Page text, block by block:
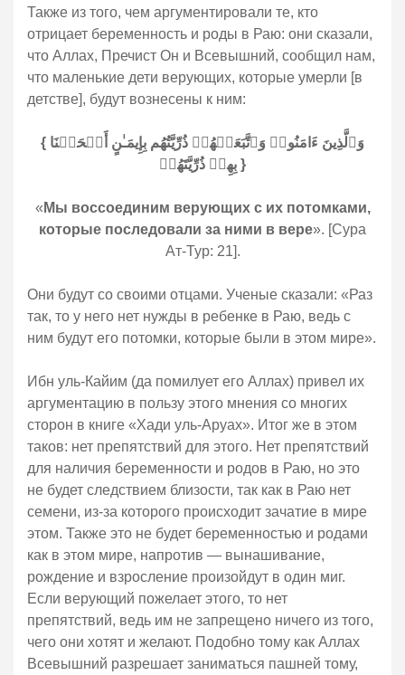
Также из того, чем аргументировали те, кто
отрицает беременность и роды в Раю: они сказали,
что Аллах, Пречист Он и Всевышний, сообщил нам,
что маленькие дети верующих, которые умерли [в
детстве], будут вознесены к ним:
{ وَٱلَّذِینَ ءَامَنُوا۟ وَٱتَّبَعَتۡهُمۡ ذُرِّیَّتُهُم بِإِیمَـٰنٍ أَلۡحَقۡنَا
بِهِمۡ ذُرِّیَّتَهُمۡ }
« Мы воссоединим верующих с их потомками,
которые последовали за ними в вере». [Сура
Ат-Тур: 21].
Они будут со своими отцами. Ученые сказали: «Раз
так, то у него нет нужды в ребенке в Раю, ведь с
ним будут его потомки, которые были в этом мире».
Ибн уль-Кайим (да помилует его Аллах) привел их
аргументацию в пользу этого мнения со многих
сторон в книге «Хади уль-Аруах». Итог же в этом
таков: нет препятствий для этого. Нет препятствий
для наличия беременности и родов в Раю, но это
не будет следствием близости, так как в Раю нет
семени, из-за которого происходит зачатие в мире
этом. Также это не будет беременностью и родами
как в этом мире, напротив — вынашивание,
рождение и взросление произойдут в один миг.
Если верующий пожелает этого, то нет
препятствий, ведь им не запрещено ничего из того,
чего они хотят и желают. Подобно тому как Аллах
Всевышний разрешает заниматься пашней тому,